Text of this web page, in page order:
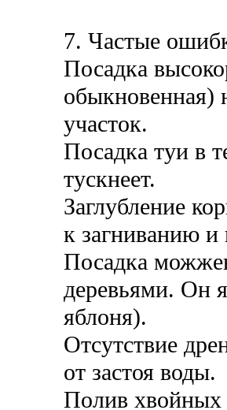
7. Частые
Посадка
обыкновенная)
участок.
Посадка туи в
тускнеет.
Заглубление
к загниванию и
Посадка
деревьями. Он
яблоня).
Отсутствие
от застоя воды.
Полив хвойных